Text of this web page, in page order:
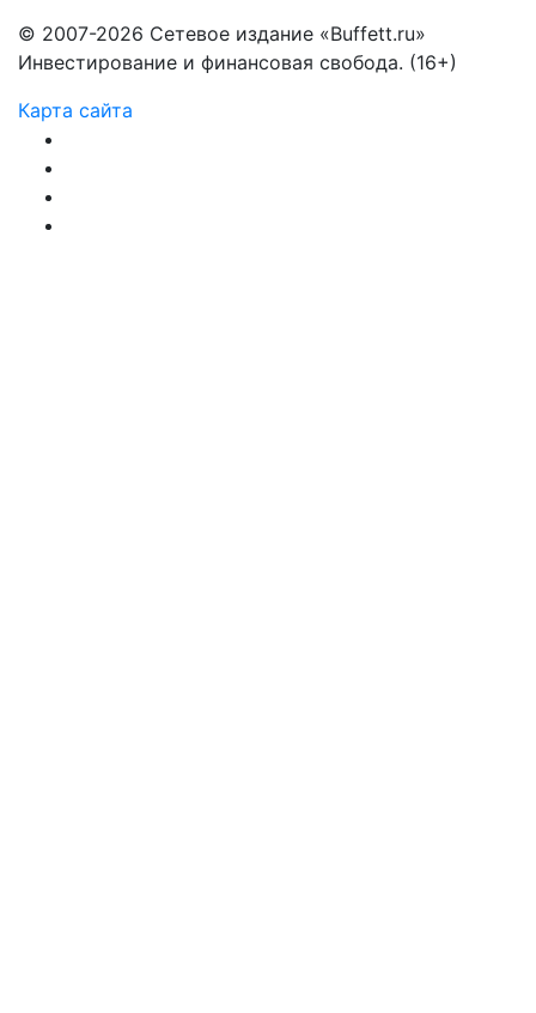
© 2007-2026 Сетевое издание «Buffett.ru»
Инвестирование и финансовая свобода. (16+)
Карта сайта